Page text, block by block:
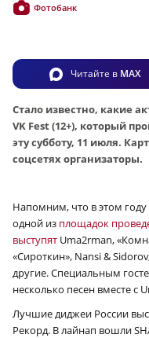
Фотобанк
Читайте в MAX
Стало известно, какие
VK Fest (12+), который
эту субботу, 11 июля.
соцсетях организаторы.
Напомним, что в этом
одной из площадок
выступят Uma2rman,
«Сироткин», Nansi &
другие. Специальным
несколько песен вместе с
Лучшие диджеи России
Рекорд. В лайнап вошли